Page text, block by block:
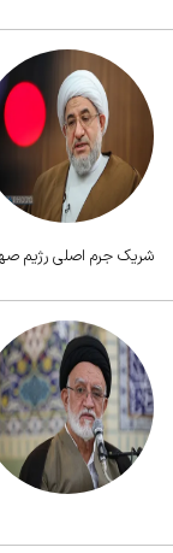
شریک جرم اصلی رژیم